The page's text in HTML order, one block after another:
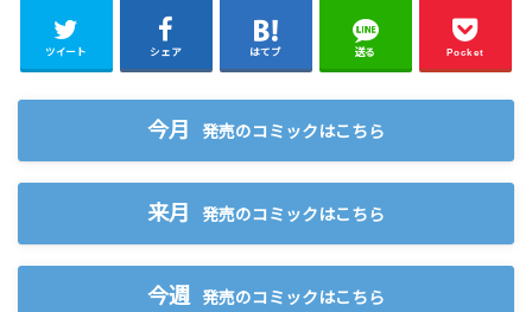
ツイート シェア はてブ 送る Pocket
今月 発売のコミックはこちら
来月 発売のコミックはこちら
今週 発売のコミックはこちら